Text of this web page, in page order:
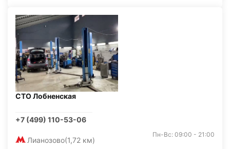
СТО Лобненская
+7 (499) 110-53-06
Лианозово(1,72 км)
Пн-Вс: 09:00 - 21:00